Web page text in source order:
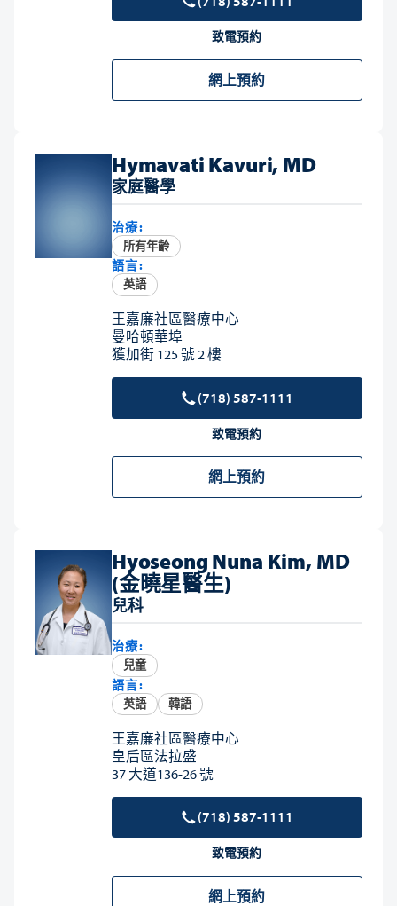
致電預約
網上預約
Hymavati Kavuri, MD
家庭醫學
治療:
所有年齡
語言:
英語
王嘉廉社區醫療中心
曼哈頓華埠
獲加街 125 號 2 樓
(718) 587-1111
致電預約
網上預約
Hyoseong Nuna Kim, MD
(金曉星醫生)
兒科
治療:
兒童
語言:
英語 韓語
王嘉廉社區醫療中心
皇后區法拉盛
37 大道136-26 號
(718) 587-1111
致電預約
網上預約